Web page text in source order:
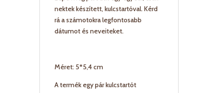
nektek készített, kulcstartóval. Kérd
rá a számotokra legfontosabb
dátumot és neveiteket.
Méret: 5*5,4 cm
A termék egy pár kulcstartót